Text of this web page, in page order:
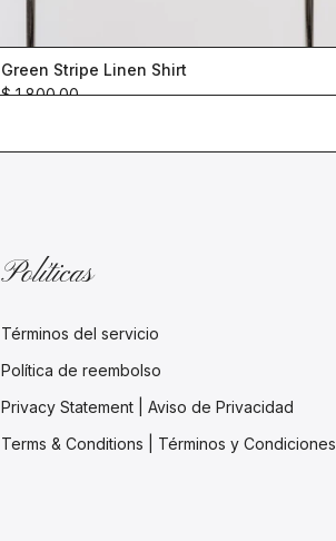
Green Stripe Linen Shirt
$ 1,800.00
Políticas
Términos del servicio
Política de reembolso
Privacy Statement | Aviso de Privacidad
Terms & Conditions | Términos y Condiciones